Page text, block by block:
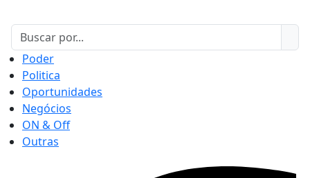
Poder
Politica
Oportunidades
Negócios
ON & Off
Outras